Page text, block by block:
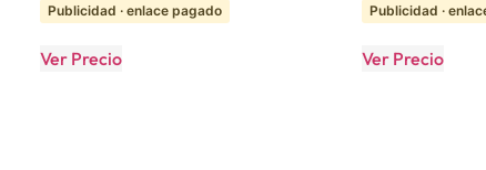
Publicidad · enlace pagado
Ver Precio
Publicidad ·
Ver Precio